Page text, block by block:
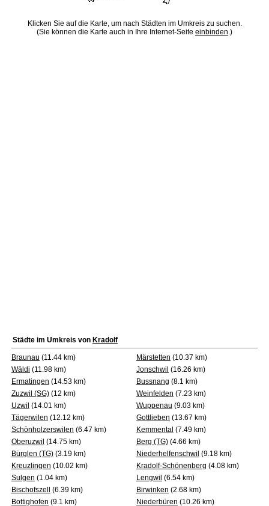
Klicken Sie auf die Karte, um nach Städten im Umkreis zu suchen.
(Sie können die Karte auch in Ihre Internet-Seite einbinden.)
Städte im Umkreis von Kradolf
Braunau (11.44 km) Märstetten (10.37 km)
Wäldi (11.98 km) Jonschwil (16.26 km)
Ermatingen (14.53 km) Bussnang (8.1 km)
Zuzwil (SG) (12 km) Weinfelden (7.23 km)
Uzwil (14.01 km) Wuppenau (9.03 km)
Tägerwilen (12.12 km) Gottlieben (13.67 km)
Schönholzerswilen (6.47 km) Kemmental (7.49 km)
Oberuzwil (14.75 km) Berg (TG) (4.66 km)
Bürglen (TG) (3.19 km) Niederhelfenschwil (9.18 km)
Kreuzlingen (10.02 km) Kradolf-Schönenberg (4.08 km)
Sulgen (1.04 km) Lengwil (6.54 km)
Bischofszell
(6.39 km) Birwinken (2.68 km)
Bottighofen (9.1 km) Niederbüren (10.26 km)